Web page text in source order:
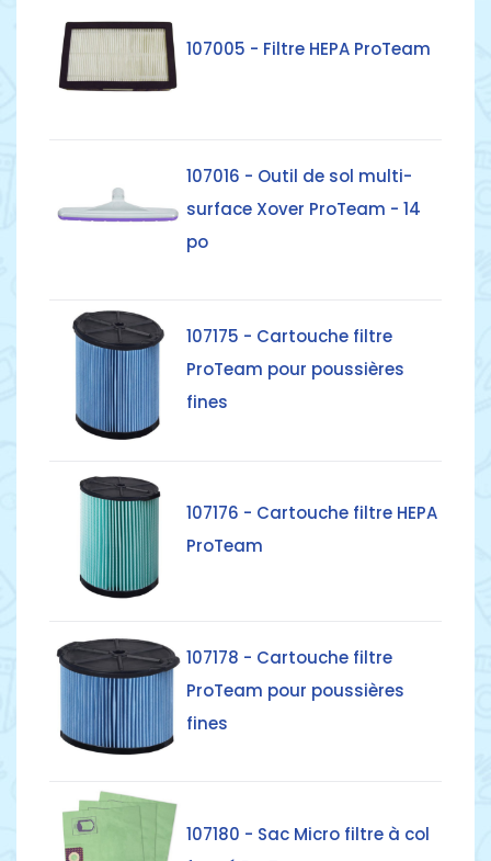
107005 - Filtre HEPA ProTeam
107016 - Outil de sol multi-
surface Xover ProTeam - 14
po
Détails
107175 - Cartouche filtre
ProTeam pour poussières
fines
Détails
107176 - Cartouche filtre HEPA
ProTeam
Détails
107178 - Cartouche filtre
ProTeam pour poussières
fines
Détails
107180 - Sac Micro filtre à col